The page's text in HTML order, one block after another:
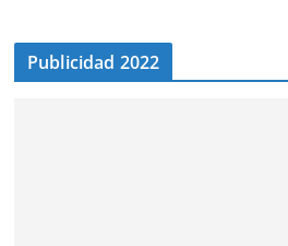
Publicidad 2022